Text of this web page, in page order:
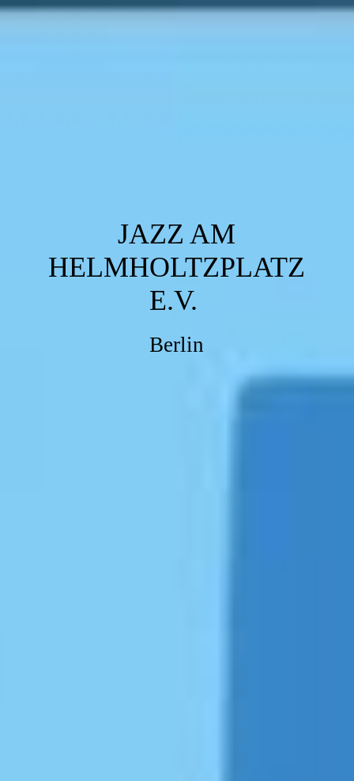
JAZZ AM
HELMHOLTZPLATZ
E.V.
Berlin